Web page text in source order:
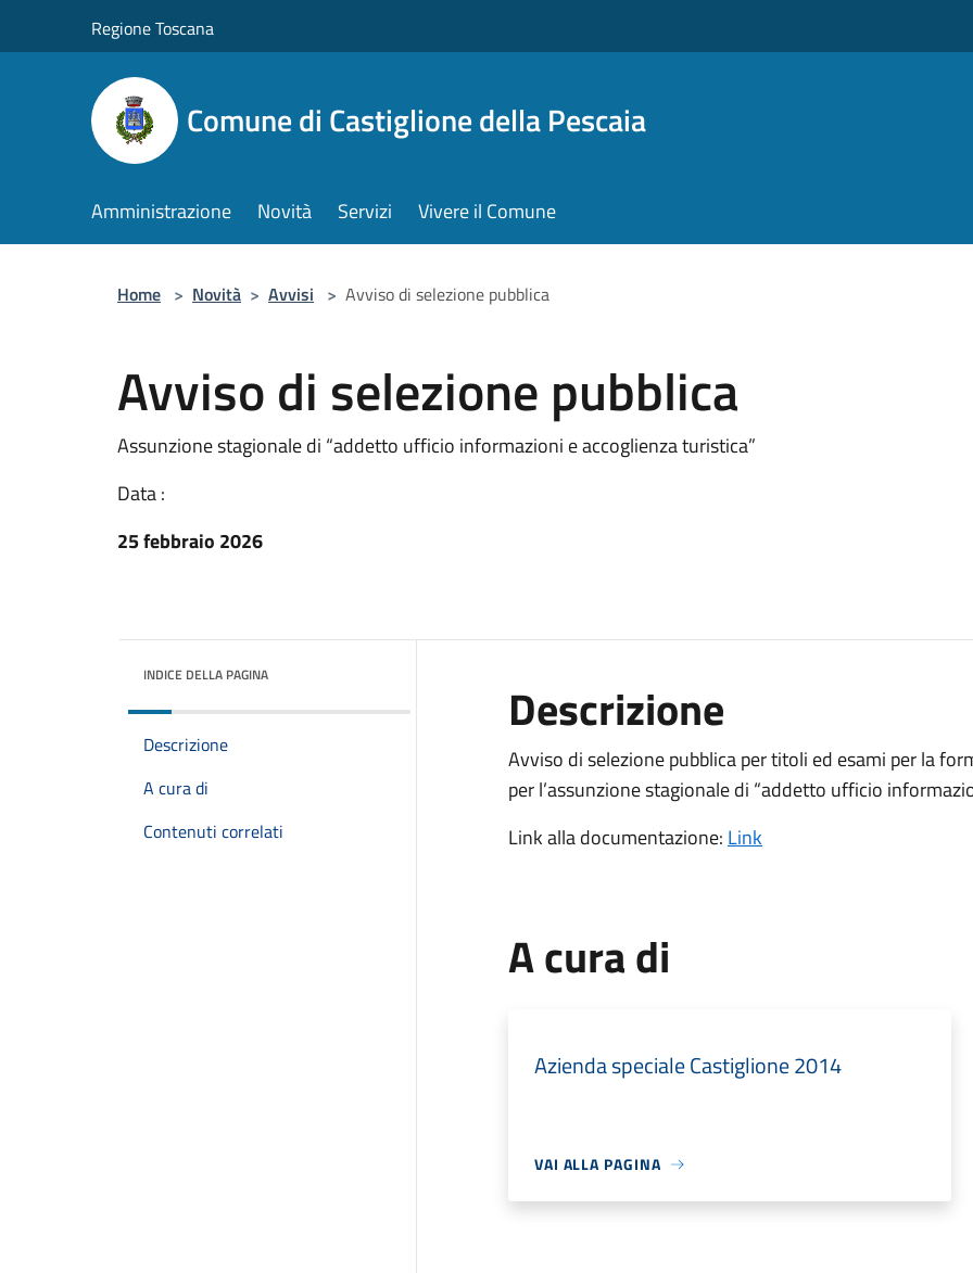
Regione Toscana
Comune di Castiglione della Pescaia
Amministrazione Novità Servizi Vivere il Comune
Home > Novità > Avvisi > Avviso di selezione pubblica
Avviso di selezione pubblica
Assunzione stagionale di “addetto ufficio informazioni e accoglienza turistica”
Data :
25 febbraio 2026
INDICE DELLA PAGINA
Descrizione
A cura di
Contenuti correlati
Descrizione
Avviso di selezione pubblica per titoli ed esami per la
per l’assunzione stagionale di “addetto ufficio
Link alla documentazione: Link
A cura di
Azienda speciale Castiglione 2014
VAI ALLA PAGINA